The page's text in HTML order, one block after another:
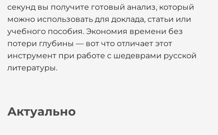
секунд вы получите готовый анализ, который
можно использовать для доклада, статьи или
учебного пособия. Экономия времени без
потери глубины — вот что отличает этот
инструмент при работе с шедеврами русской
литературы.
Актуально